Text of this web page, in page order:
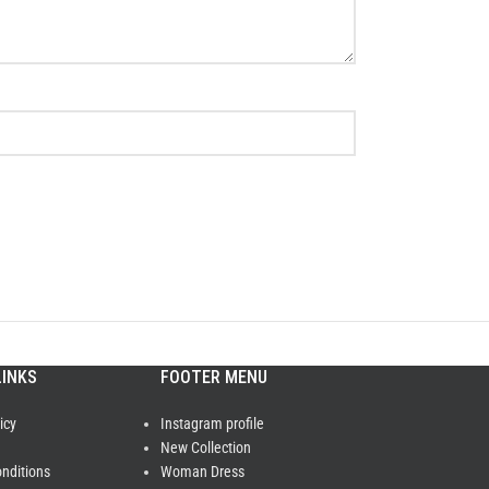
FOOTER MENU
Instagram profile
New Collection
Woman Dress